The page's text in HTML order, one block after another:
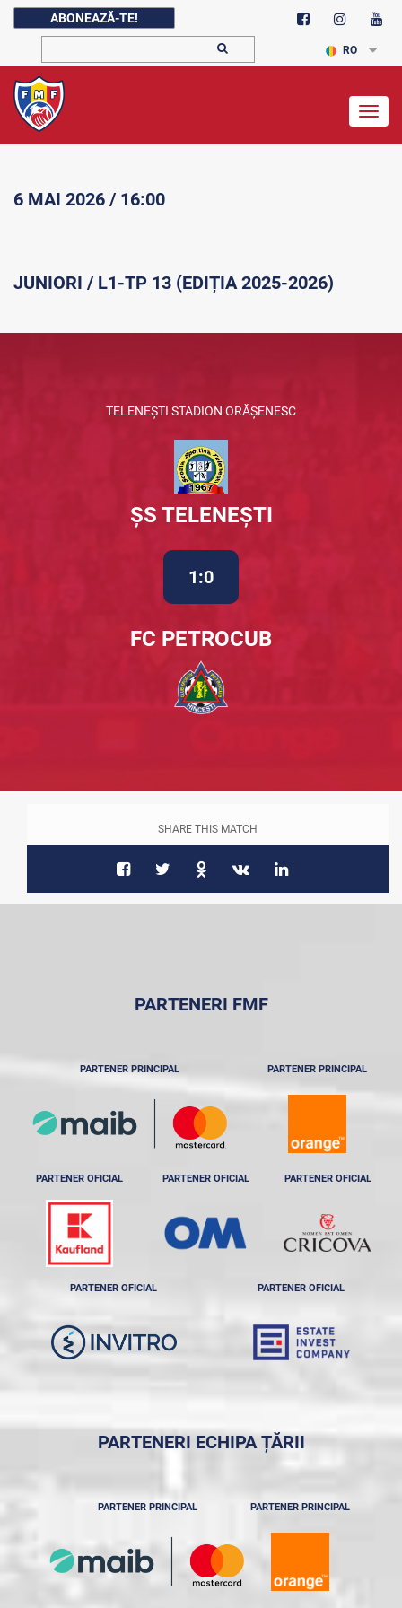
ABONEAZĂ-TE!
RO
6 MAI 2026 / 16:00
JUNIORI / L1-TP 13 (EDIȚIA 2025-2026)
TELENEȘTI STADION ORĂȘENESC
ȘS TELENEȘTI
1:0
FC PETROCUB
SHARE THIS MATCH
PARTENERI FMF
PARTENER PRINCIPAL PARTENER PRINCIPAL
PARTENER OFICIAL PARTENER OFICIAL PARTENER OFICIAL
PARTENER OFICIAL PARTENER OFICIAL
PARTENERI ECHIPA ȚĂRII
PARTENER PRINCIPAL PARTENER PRINCIPAL